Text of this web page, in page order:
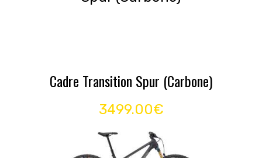
Cadre Transition Spur (Carbone)
3499.00€